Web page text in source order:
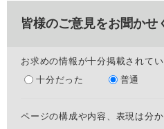
皆様のご意見をお聞かせ
お求めの情報が十分掲載されて
十分だった
普通
ページの構成や内容、表現は分